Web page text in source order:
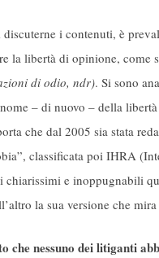
discuterne i contenuti, è
la libertà di opinione, come
di odio, ndr). Si sono
– di nuovo – della
che dal 2005 sia stata
classificata poi IHRA
chiarissimi e inoppugnabili
la sua versione che
che nessuno dei litiganti